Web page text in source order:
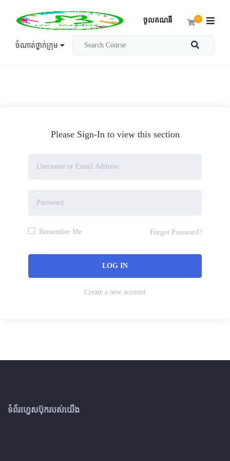
ចំណាត់ថ្នាក់ក្រុម
0
ចូលគណនី
Please Sign-In to view this section
Remember Me Forgot Password?
Create a new account
ទំព័រហ្វេសប៊ុករបស់យើង